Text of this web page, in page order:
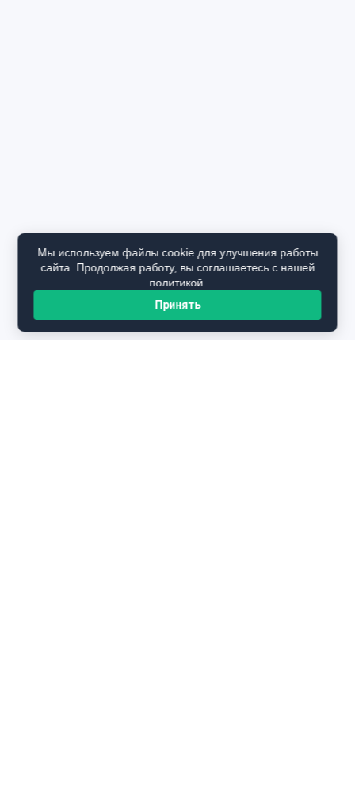
Мы используем файлы cookie для улучшения работы
сайта. Продолжая работу, вы соглашаетесь с нашей
политикой.
Принять